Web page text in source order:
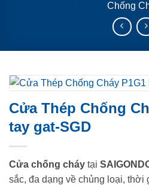
Chống
Cửa Thép Chống
tay gat-SGD
Cửa chống cháy tại
sắc, đa dạng về chủng loại, thời